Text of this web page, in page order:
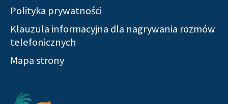
Polityka prywatności
Klauzula informacyjna dla nagrywania rozmów
telefonicznych
Mapa strony